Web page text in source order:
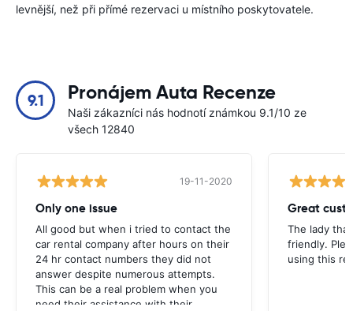
levnější, než při přímé rezervaci u místního poskytovatele.
9.1 Pronájem Auta Recenze
Naši zákazníci nás hodnotí známkou 9.1/10 ze
všech 12840
19-11-2020
Only one issue
All good but when i tried to contact the
car rental company after hours on their
24 hr contact numbers they did not
answer despite numerous attempts.
This can be a real problem when you
need their assistance with their
Great
The lady
friendly.
using this